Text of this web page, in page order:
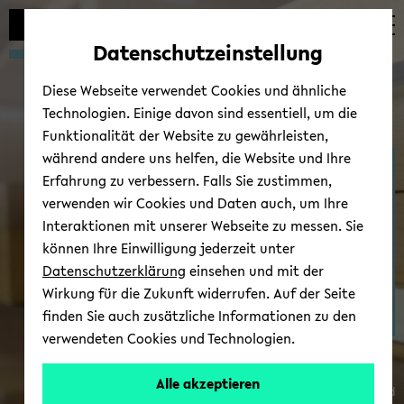
Automatische
vermeiden
zum
wechseln
zum
wechseln
zum
wechseln
Ab­tei­lung Ge­schichts­wis­
sen­schaft
© Uni­ver­si­tät Bie­le­feld
Datenschutzeinstellung
Diese Webseite verwendet Cookies und ähnliche
Technologien. Einige davon sind essentiell, um die
Funktionalität der Website zu gewährleisten,
während andere uns helfen, die Website und Ihre
Erfahrung zu verbessern. Falls Sie zustimmen,
verwenden wir Cookies und Daten auch, um Ihre
Interaktionen mit unserer Webseite zu messen. Sie
können Ihre Einwilligung jederzeit unter
Datenschutzerklärung einsehen und mit der
Wirkung für die Zukunft widerrufen. Auf der Seite
finden Sie auch zusätzliche Informationen zu den
verwendeten Cookies und Technologien.
Alle akzeptieren